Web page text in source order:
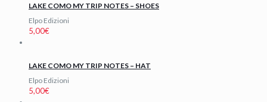
LAKE COMO MY TRIP NOTES – SHOES
Elpo Edizioni
5,00€
LAKE COMO MY TRIP NOTES – HAT
Elpo Edizioni
5,00€